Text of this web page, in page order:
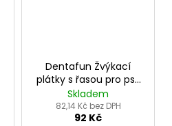
Dentafun Žvýkací
plátky s řasou pro psy
100g TR
Skladem
82,14 Kč bez DPH
92 Kč